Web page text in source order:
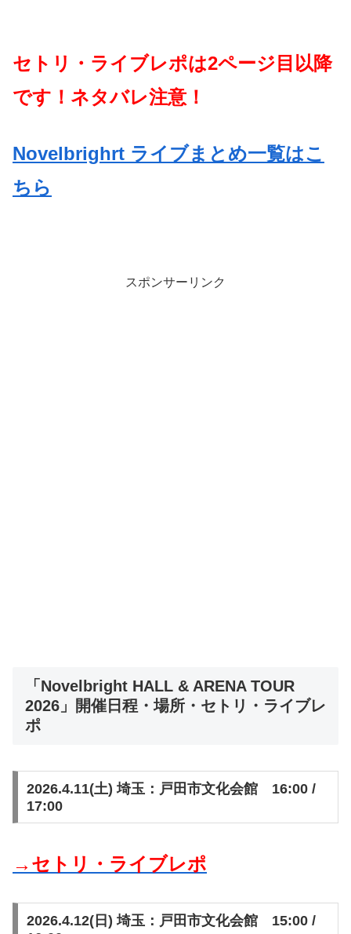
セトリ・ライブレポは2ページ目以降
です！ネタバレ注意！
Novelbrighrt ライブまとめ一覧はこ
ちら
スポンサーリンク
「Novelbright HALL & ARENA TOUR
2026」開催日程・場所・セトリ・ライブレ
ポ
2026.4.11(土) 埼玉：戸田市文化会館 16:00 /
17:00
→セトリ・ライブレポ
2026.4.12(日) 埼玉：戸田市文化会館 15:00 /